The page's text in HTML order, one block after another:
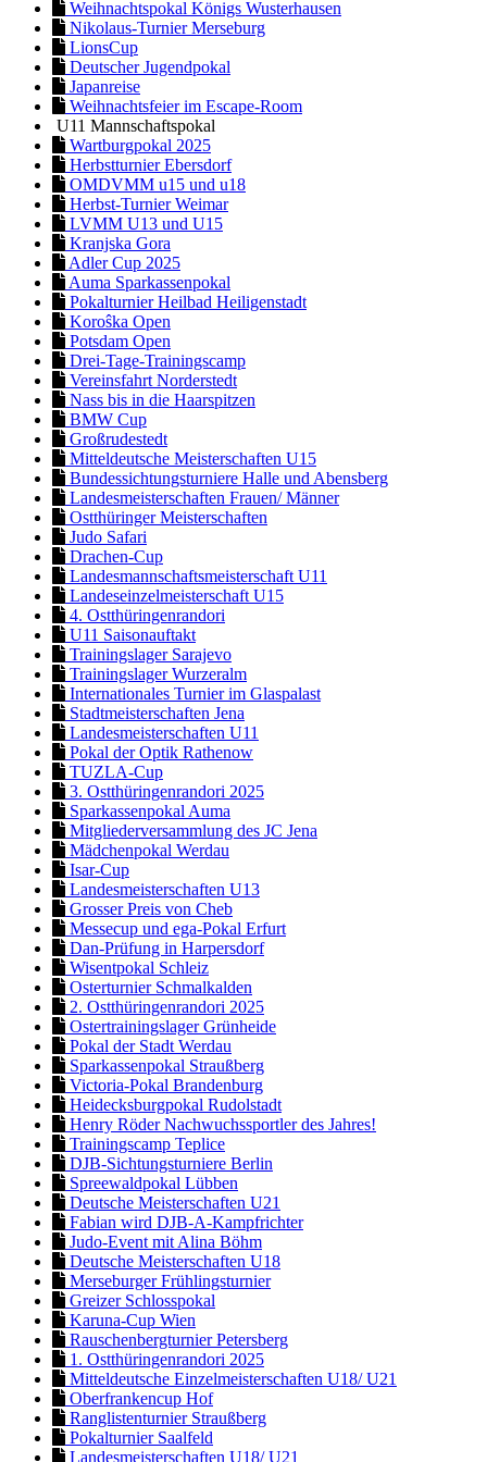
Weihnachtspokal Königs Wusterhausen
Nikolaus-Turnier Merseburg
LionsCup
Deutscher Jugendpokal
Japanreise
Weihnachtsfeier im Escape-Room
U11 Mannschaftspokal
Wartburgpokal 2025
Herbstturnier Ebersdorf
OMDVMM u15 und u18
Herbst-Turnier Weimar
LVMM U13 und U15
Kranjska Gora
Adler Cup 2025
Auma Sparkassenpokal
Pokalturnier Heilbad Heiligenstadt
Koroŝka Open
Potsdam Open
Drei-Tage-Trainingscamp
Vereinsfahrt Norderstedt
Nass bis in die Haarspitzen
BMW Cup
Großrudestedt
Mitteldeutsche Meisterschaften U15
Bundessichtungsturniere Halle und Abensberg
Landesmeisterschaften Frauen/ Männer
Ostthüringer Meisterschaften
Judo Safari
Drachen-Cup
Landesmannschaftsmeisterschaft U11
Landeseinzelmeisterschaft U15
4. Ostthüringenrandori
U11 Saisonauftakt
Trainingslager Sarajevo
Trainingslager Wurzeralm
Internationales Turnier im Glaspalast
Stadtmeisterschaften Jena
Landesmeisterschaften U11
Pokal der Optik Rathenow
TUZLA-Cup
3. Ostthüringenrandori 2025
Sparkassenpokal Auma
Mitgliederversammlung des JC Jena
Mädchenpokal Werdau
Isar-Cup
Landesmeisterschaften U13
Grosser Preis von Cheb
Messecup und ega-Pokal Erfurt
Dan-Prüfung in Harpersdorf
Wisentpokal Schleiz
Osterturnier Schmalkalden
2. Ostthüringenrandori 2025
Ostertrainingslager Grünheide
Pokal der Stadt Werdau
Sparkassenpokal Straußberg
Victoria-Pokal Brandenburg
Heidecksburgpokal Rudolstadt
Henry Röder Nachwuchssportler des Jahres!
Trainingscamp Teplice
DJB-Sichtungsturniere Berlin
Spreewaldpokal Lübben
Deutsche Meisterschaften U21
Fabian wird DJB-A-Kampfrichter
Judo-Event mit Alina Böhm
Deutsche Meisterschaften U18
Merseburger Frühlingsturnier
Greizer Schlosspokal
Karuna-Cup Wien
Rauschenbergturnier Petersberg
1. Ostthüringenrandori 2025
Mitteldeutsche Einzelmeisterschaften U18/ U21
Oberfrankencup Hof
Ranglistenturnier Straußberg
Pokalturnier Saalfeld
Landesmeisterschaften U18/ U21